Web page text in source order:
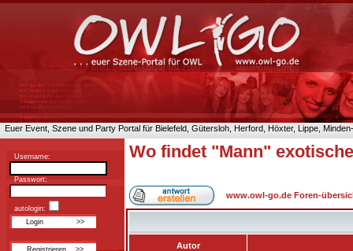
Euer Event, Szene und Party Portal für Bielefeld, Gütersloh, Herford, Höxter, Lippe,
Username:
Passwort:
autologin:
Wo findet "Mann"
www.owl-go.de Foren-
Autor